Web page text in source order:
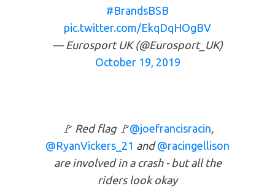
#BrandsBSB
pic.twitter.com/EkqDqHOgBV
— Eurosport UK (@Eurosport_UK)
October 19, 2019
🚩 Red flag 🚩@joefrancisracin
@RyanVickers_21 and@racingellison
are involved in a crash - but all the
riders look okay